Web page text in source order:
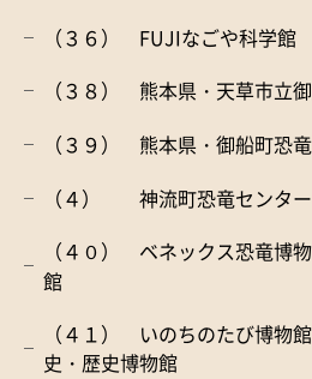
（３６） FUJIなごや科学館
（３８） 熊本県・天草市立
（３９） 熊本県・御船町恐
（４） 神流町恐竜センター
（４０） ベネックス恐竜博
館
（４１） いのちのたび博物
史・歴史博物館